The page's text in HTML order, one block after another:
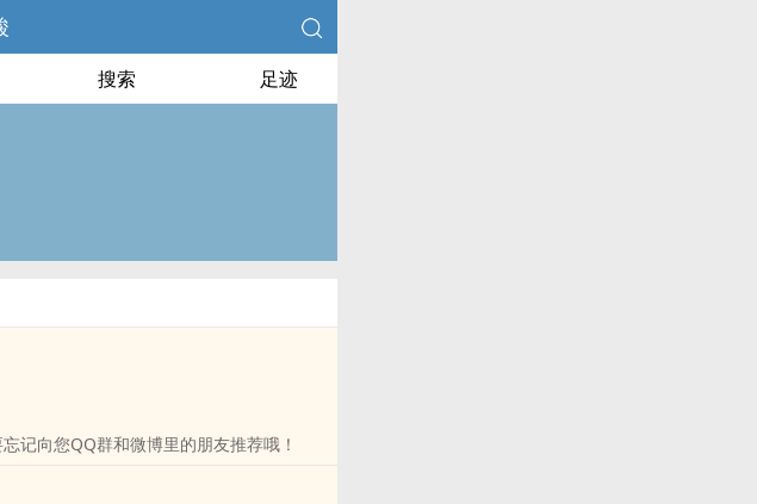
搜索 足迹
记向您QQ群和微博里的朋友推荐哦！